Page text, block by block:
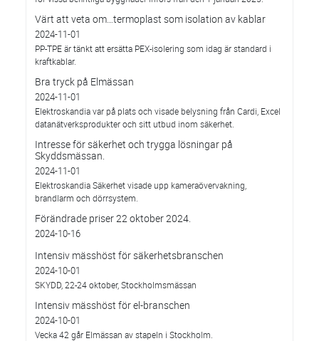
Värt att veta om…termoplast som isolation av kablar
2024-11-01
PP-TPE är tänkt att ersätta PEX-isolering som idag är standard i
kraftkablar.
Bra tryck på Elmässan
2024-11-01
Elektroskandia var på plats och visade belysning från Cardi, Excel
datanätverksprodukter och sitt utbud inom säkerhet.
Intresse för säkerhet och trygga lösningar på
Skyddsmässan.
2024-11-01
Elektroskandia Säkerhet visade upp kameraövervakning,
brandlarm och dörrsystem.
Förändrade priser 22 oktober 2024.
2024-10-16
Intensiv mässhöst för säkerhetsbranschen
2024-10-01
SKYDD, 22-24 oktober, Stockholmsmässan
Intensiv mässhöst för el-branschen
2024-10-01
Vecka 42 går Elmässan av stapeln i Stockholm.